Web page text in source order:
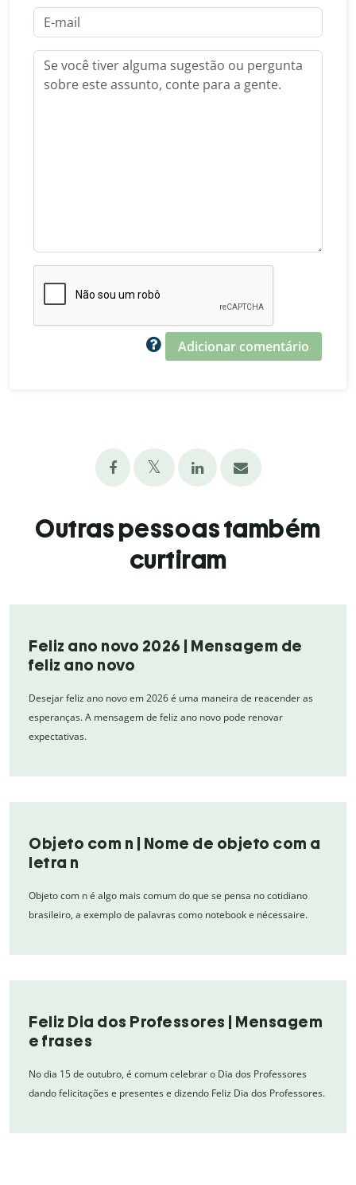
Adicionar comentário
Outras pessoas também
curtiram
Feliz ano novo 2026 | Mensagem de
feliz ano novo
Desejar feliz ano novo em 2026 é uma maneira de reacender as
esperanças. A mensagem de feliz ano novo pode renovar
expectativas.
Objeto com n | Nome de objeto com a
letra n
Objeto com n é algo mais comum do que se pensa no cotidiano
brasileiro, a exemplo de palavras como notebook e nécessaire.
Feliz Dia dos Professores | Mensagem
e frases
No dia 15 de outubro, é comum celebrar o Dia dos Professores
dando felicitações e presentes e dizendo Feliz Dia dos Professores.